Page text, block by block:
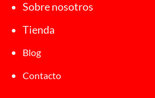
Sobre nosotros
Tienda
Blog
Contacto